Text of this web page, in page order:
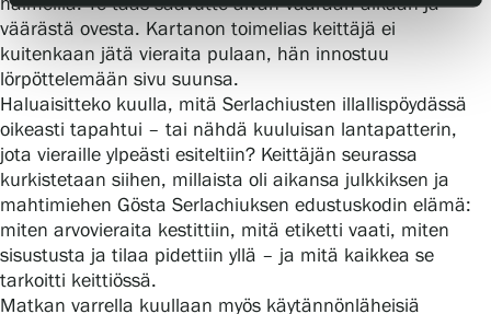
väärästä ovesta. Kartanon toimelias keittäjä ei
kuitenkaan jätä vieraita pulaan, hän innostuu
lörpöttelemään sivu suunsa.
Haluaisitteko kuulla, mitä Serlachiusten illallispöydässä
oikeasti tapahtui – tai nähdä kuuluisan lantapatterin,
jota vieraille ylpeästi esiteltiin? Keittäjän seurassa
kurkistetaan siihen, millaista oli aikansa julkkiksen ja
mahtimiehen Gösta Serlachiuksen edustuskodin elämä:
miten arvovieraita kestittiin, mitä etiketti vaati, miten
sisustusta ja tilaa pidettiin yllä – ja mitä kaikkea se
tarkoitti keittiössä.
Matkan varrella kuullaan myös käytännönläheisiä